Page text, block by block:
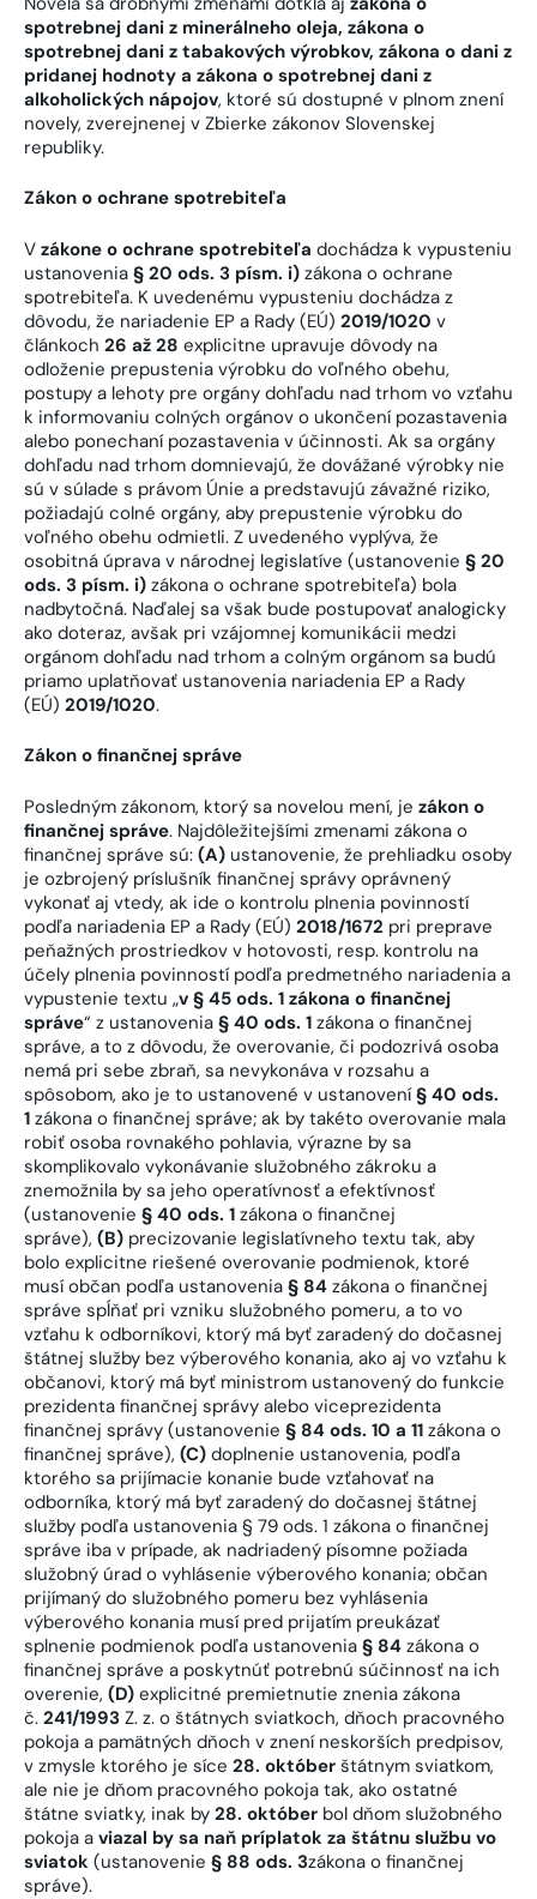
spotrebnej dani z minerálneho oleja, zákona o
spotrebnej dani z tabakových výrobkov, zákona o dani z
pridanej hodnoty a zákona o spotrebnej dani z
alkoholických nápojov, ktoré sú dostupné v plnom znení
novely, zverejnenej v Zbierke zákonov Slovenskej
republiky.
Zákon o ochrane spotrebiteľa
V zákone o ochrane spotrebiteľa dochádza k vypusteniu
ustanovenia § 20 ods. 3 písm. i) zákona o ochrane
spotrebiteľa. K uvedenému vypusteniu dochádza z
dôvodu, že nariadenie EP a Rady (EÚ) 2019/1020 v
článkoch 26 až 28 explicitne upravuje dôvody na
odloženie prepustenia výrobku do voľného obehu,
postupy a lehoty pre orgány dohľadu nad trhom vo vzťahu
k informovaniu colných orgánov o ukončení pozastavenia
alebo ponechaní pozastavenia v účinnosti. Ak sa orgány
dohľadu nad trhom domnievajú, že dovážané výrobky nie
sú v súlade s právom Únie a predstavujú závažné riziko,
požiadajú colné orgány, aby prepustenie výrobku do
voľného obehu odmietli. Z uvedeného vyplýva, že
osobitná úprava v národnej legislatíve (ustanovenie § 20
ods. 3 písm. i) zákona o ochrane spotrebiteľa) bola
nadbytočná. Naďalej sa však bude postupovať analogicky
ako doteraz, avšak pri vzájomnej komunikácii medzi
orgánom dohľadu nad trhom a colným orgánom sa budú
priamo uplatňovať ustanovenia nariadenia EP a Rady
(EÚ) 2019/1020.
Zákon o finančnej správe
Posledným zákonom, ktorý sa novelou mení, je zákon o
finančnej správe. Najdôležitejšími zmenami zákona o
finančnej správe sú: (A) ustanovenie, že prehliadku osoby
je ozbrojený príslušník finančnej správy oprávnený
vykonať aj vtedy, ak ide o kontrolu plnenia povinností
podľa nariadenia EP a Rady (EÚ) 2018/1672 pri preprave
peňažných prostriedkov v hotovosti, resp. kontrolu na
účely plnenia povinností podľa predmetného nariadenia a
vypustenie textu „v § 45 ods. 1 zákona o finančnej
správe“ z ustanovenia § 40 ods. 1 zákona o finančnej
správe, a to z dôvodu, že overovanie, či podozrivá osoba
nemá pri sebe zbraň, sa nevykonáva v rozsahu a
spôsobom, ako je to ustanovené v ustanovení§ 40 ods.
1 zákona o finančnej správe; ak by takéto overovanie mala
robiť osoba rovnakého pohlavia, výrazne by sa
skomplikovalo vykonávanie služobného zákroku a
znemožnila by sa jeho operatívnosť a efektívnosť
(ustanovenie § 40 ods. 1 zákona o finančnej
správe), (B) precizovanie legislatívneho textu tak, aby
bolo explicitne riešené overovanie podmienok, ktoré
musí občan podľa ustanovenia § 84 zákona o finančnej
správe spĺňať pri vzniku služobného pomeru, a to vo
vzťahu k odborníkovi, ktorý má byť zaradený do dočasnej
štátnej služby bez výberového konania, ako aj vo vzťahu k
občanovi, ktorý má byť ministrom ustanovený do funkcie
prezidenta finančnej správy alebo viceprezidenta
finančnej správy (ustanovenie § 84 ods. 10 a 11 zákona o
finančnej správe), (C) doplnenie ustanovenia, podľa
ktorého sa prijímacie konanie bude vzťahovať na
odborníka, ktorý má byť zaradený do dočasnej štátnej
služby podľa ustanovenia § 79 ods. 1 zákona o finančnej
správe iba v prípade, ak nadriadený písomne požiada
služobný úrad o vyhlásenie výberového konania; občan
prijímaný do služobného pomeru bez vyhlásenia
výberového konania musí pred prijatím preukázať
splnenie podmienok podľa ustanovenia § 84 zákona o
finančnej správe a poskytnúť potrebnú súčinnosť na ich
overenie, (D) explicitné premietnutie znenia zákona
č. 241/1993 Z. z. o štátnych sviatkoch, dňoch pracovného
pokoja a pamätných dňoch v znení neskorších predpisov,
v zmysle ktorého je síce 28. október štátnym sviatkom,
ale nie je dňom pracovného pokoja tak, ako ostatné
štátne sviatky, inak by 28. október bol dňom služobného
pokoja a viazal by sa naň príplatok za štátnu službu vo
sviatok (ustanovenie § 88 ods. 3zákona o finančnej
správe).